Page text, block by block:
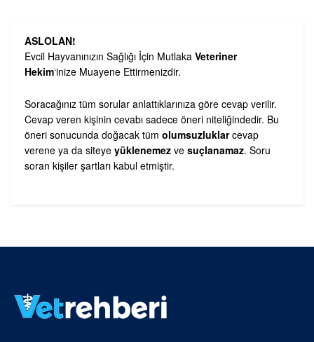
ASLOLAN!
Evcil Hayvanınızın Sağlığı İçin Mutlaka Veteriner
Hekim‘inize Muayene Ettirmenizdir.
Soracağınız tüm sorular anlattıklarınıza göre cevap verilir.
Cevap veren kişinin cevabı sadece öneri niteliğindedir. Bu
öneri sonucunda doğacak tüm olumsuzluklarcevap
verene ya da siteye yüklenemez ve suçlanamaz. Soru
soran kişiler şartları kabul etmiştir.